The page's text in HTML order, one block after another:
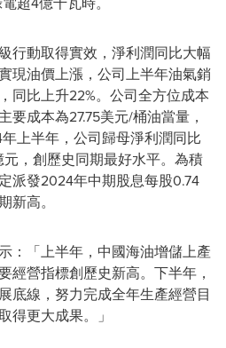
行動取得實效，淨利潤同比大幅
現油價上漲，公司上半年油氣銷
同比上升22%。公司全方位成本
要成本為27.75美元/桶油當量，
上半年，公司歸母淨利潤同比
，創歷史同期最好水平。為積
派發2024年中期股息每股0.74
新高。
：「上半年，中國海油增儲上產
經營指標創歷史新高。下半年，
底線，努力完成全年生產經營目
得更大成果。」